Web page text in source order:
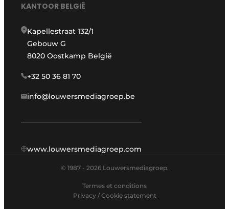
KANTOOR BELGIË
Kapellestraat 132/1
Gebouw G
8020 Oostkamp België
+32 50 36 81 70
info@louwersmediagroep.be
www.louwersmediagroep.com
© 1987 - 2026 Louwersmediagroep.
Termes et conditions
Privacy / Cookie statement